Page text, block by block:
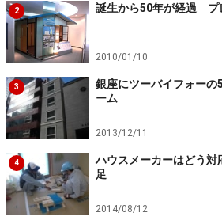
2 誕生から50年が経過 プ
2010/01/10
3
銀座にツーバイフォー
ーム
2013/12/11
4
ハウスメーカーはどう
足
2014/08/12